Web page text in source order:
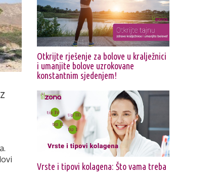
Otkrijte rješenje za bolove u kralježnici
i umanjite bolove uzrokovane
konstantnim sjedenjem!
Vrste i tipovi kolagena: Što vama treba